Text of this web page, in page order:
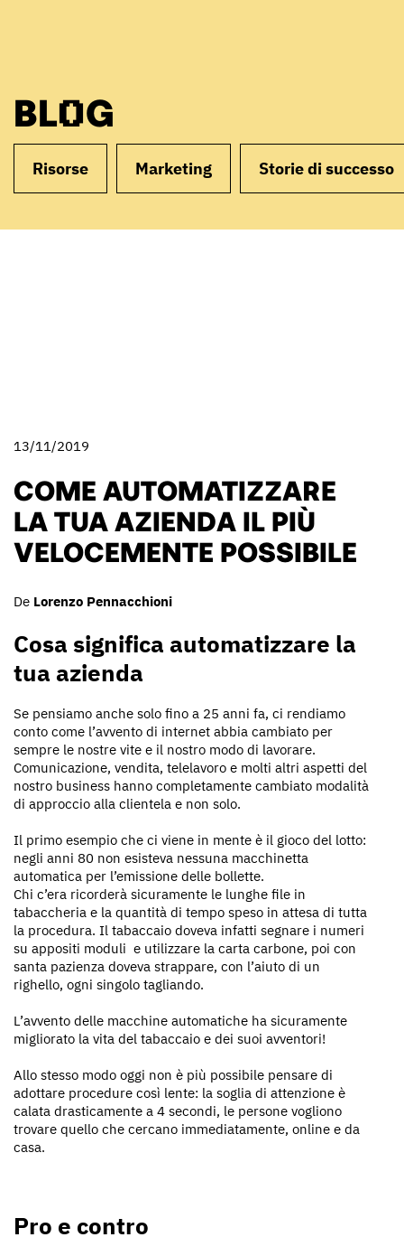
BLOG
Risorse Marketing Storie di successo
13/11/2019
COME AUTOMATIZZARE
LA TUA AZIENDA IL PIÙ
VELOCEMENTE POSSIBILE
De Lorenzo Pennacchioni
Cosa significa automatizzare la
tua azienda
Se pensiamo anche solo fino a 25 anni fa, ci rendiamo
conto come l’avvento di internet abbia cambiato per
sempre le nostre vite e il nostro modo di lavorare.
Comunicazione, vendita, telelavoro e molti altri aspetti del
nostro business hanno completamente cambiato modalità
di approccio alla clientela e non solo.
Il primo esempio che ci viene in mente è il gioco del lotto:
negli anni 80 non esisteva nessuna macchinetta
automatica per l’emissione delle bollette.
Chi c’era ricorderà sicuramente le lunghe file in
tabaccheria e la quantità di tempo speso in attesa di tutta
la procedura. Il tabaccaio doveva infatti segnare i numeri
su appositi moduli e utilizzare la carta carbone, poi con
santa pazienza doveva strappare, con l’aiuto di un
righello, ogni singolo tagliando.
L’avvento delle macchine automatiche ha sicuramente
migliorato la vita del tabaccaio e dei suoi avventori!
Allo stesso modo oggi non è più possibile pensare di
adottare procedure così lente: la soglia di attenzione è
calata drasticamente a 4 secondi, le persone vogliono
trovare quello che cercano immediatamente, online e da
casa.
Pro e contro